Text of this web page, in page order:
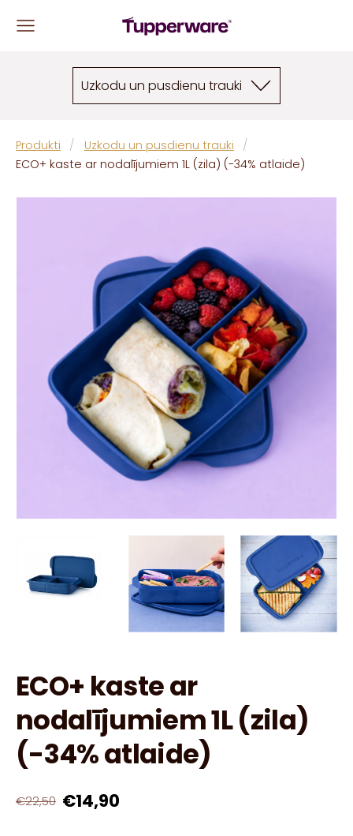
Uzkodu un pusdienu trauki
Produkti
Uzkodu un pusdienu trauki
ECO+ kaste ar nodalījumiem 1L (zila) (-34% atlaide)
ECO+ kaste ar
nodalījumiem 1L (zila)
(-34% atlaide)
€22,50 €14,90